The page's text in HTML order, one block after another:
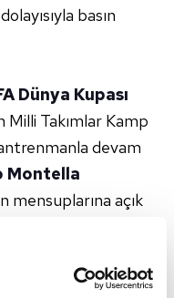
basın
Dünya Kupası
Milli Takımlar Kamp
devam
Montella
mensuplarına açık
kapalı bölümünde